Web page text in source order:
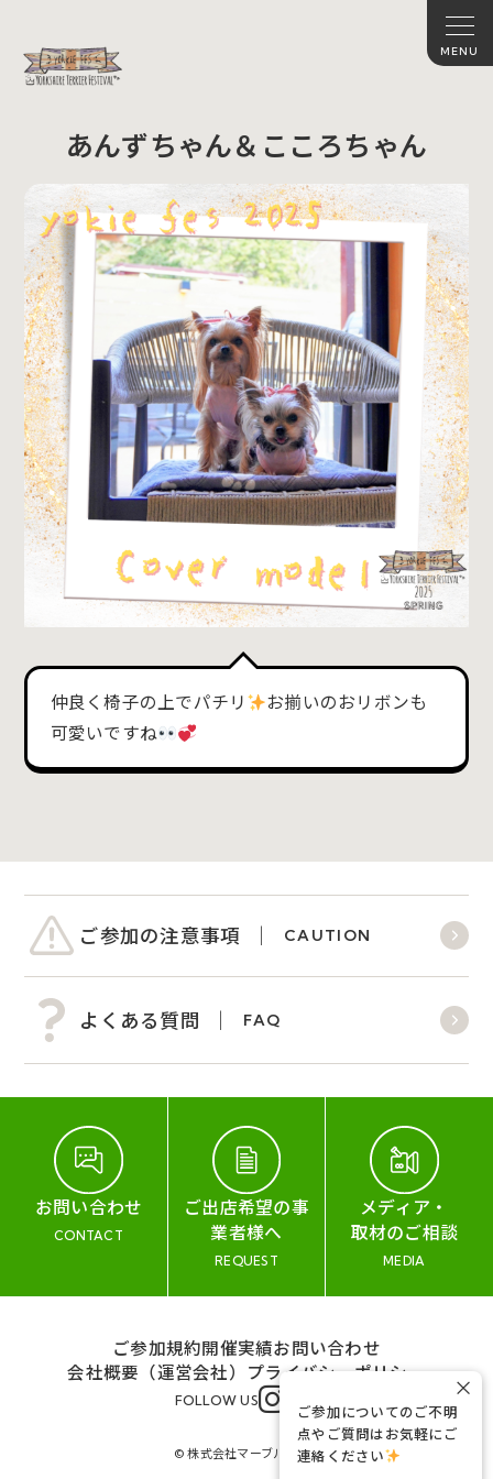
あんずちゃん＆こころちゃん
仲良く椅子の上でパチリ
お揃いのおリボンも
可愛いですね
ご参加の注意事項 CAUTION
よくある質問 FAQ
お問い合わせ
CONTACT
ご出店希望の事
業者様へ
REQUEST
メディア・
取材のご相談
MEDIA
ご参加規約開催実績お問い合わせ
会社概要（運営会社） プライバシーポリシー
FOLLOW US
© 株式会社マーブル&コー
ご参加についてのご不明
点やご質問はお気軽にご
連絡ください
×